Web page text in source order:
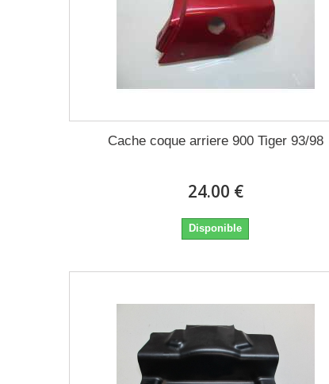
Cache coque arriere 900 Tiger 93/98
24.00 €
Disponible